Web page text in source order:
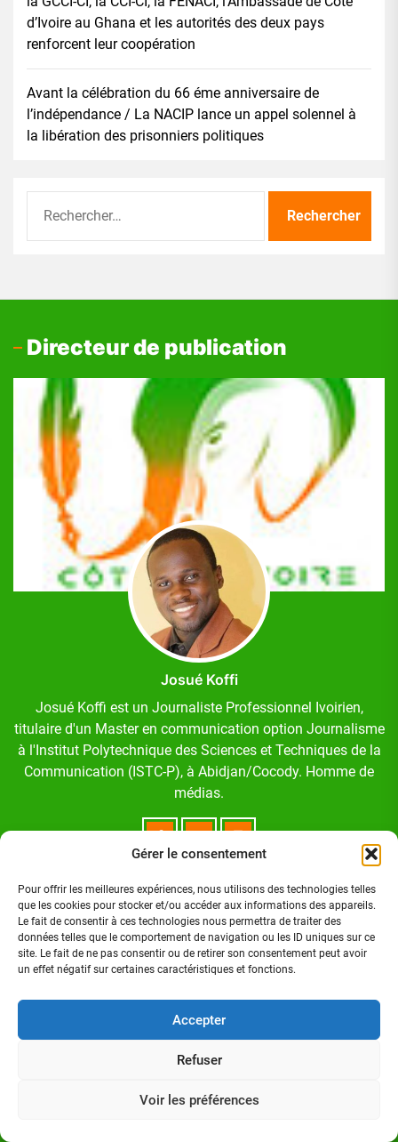
Gérer le consentement
Pour offrir les meilleures expériences, nous utilisons des technologies telles
que les cookies pour stocker et/ou accéder aux informations des appareils.
Le fait de consentir à ces technologies nous permettra de traiter des
données telles que le comportement de navigation ou les ID uniques sur ce
site. Le fait de ne pas consentir ou de retirer son consentement peut avoir
un effet négatif sur certaines caractéristiques et fonctions.
Accepter
Refuser
Voir les préférences
d’Ivoire au Ghana et les autorités des deux pays
renforcent leur coopération
Avant la célébration du 66 éme anniversaire de
l’indépendance / La NACIP lance un appel solennel à
la libération des prisonniers politiques
Directeur de publication
Josué Koffi
Josué Koffi est un Journaliste Professionnel Ivoirien,
titulaire d'un Master en communication option Journalisme
à l'Institut Polytechnique des Sciences et Techniques de la
Communication (ISTC-P), à Abidjan/Cocody. Homme de
médias.
Suivez-nous sur:
FACEBOOK